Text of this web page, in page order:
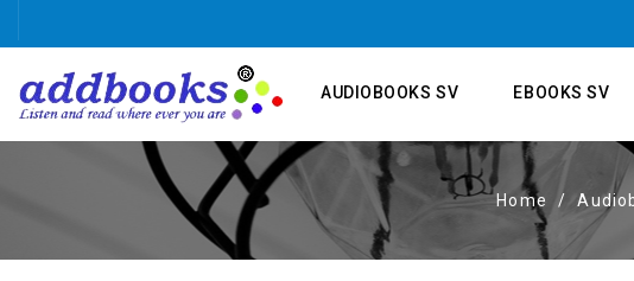
AUDIOBOOKS SV EBOOKS SV
Home